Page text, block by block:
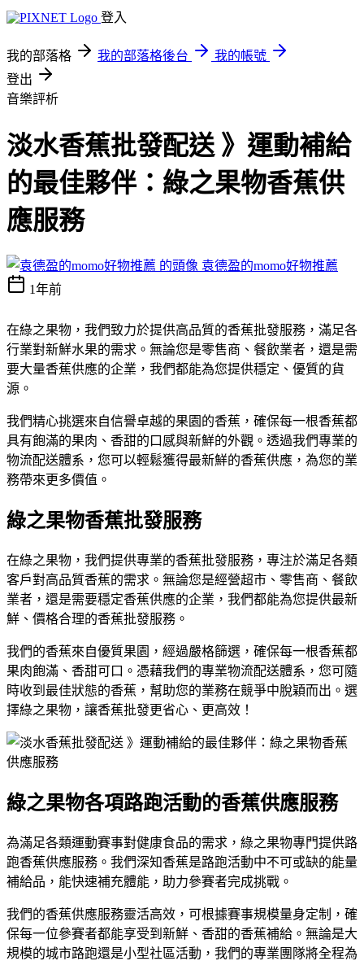
登入
我的部落格 我的部落格後台
我的帳號
登出
音樂評析
淡水香蕉批發配送 》運動補給
的最佳夥伴：綠之果物香蕉供
應服務
袁德盈的momo好物推薦
1年前
在綠之果物，我們致力於提供高品質的香蕉批發服務，滿足各
行業對新鮮水果的需求。無論您是零售商、餐飲業者，還是需
要大量香蕉供應的企業，我們都能為您提供穩定、優質的貨
源。
我們精心挑選來自信譽卓越的果園的香蕉，確保每一根香蕉都
具有飽滿的果肉、香甜的口感與新鮮的外觀。透過我們專業的
物流配送體系，您可以輕鬆獲得最新鮮的香蕉供應，為您的業
務帶來更多價值。
綠之果物香蕉批發服務
在綠之果物，我們提供專業的香蕉批發服務，專注於滿足各類
客戶對高品質香蕉的需求。無論您是經營超市、零售商、餐飲
業者，還是需要穩定香蕉供應的企業，我們都能為您提供最新
鮮、價格合理的香蕉批發服務。
我們的香蕉來自優質果園，經過嚴格篩選，確保每一根香蕉都
果肉飽滿、香甜可口。憑藉我們的專業物流配送體系，您可隨
時收到最佳狀態的香蕉，幫助您的業務在競爭中脫穎而出。選
擇綠之果物，讓香蕉批發更省心、更高效！
綠之果物各項路跑活動的香蕉供應服務
為滿足各類運動賽事對健康食品的需求，綠之果物專門提供路
跑香蕉供應服務。我們深知香蕉是路跑活動中不可或缺的能量
補給品，能快速補充體能，助力參賽者完成挑戰。
我們的香蕉供應服務靈活高效，可根據賽事規模量身定制，確
保每一位參賽者都能享受到新鮮、香甜的香蕉補給。無論是大
規模的城市路跑還是小型社區活動，我們的專業團隊將全程為